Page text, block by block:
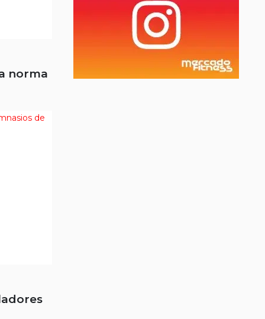
norma